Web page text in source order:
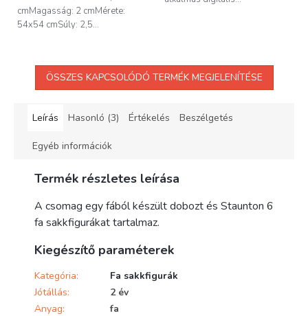
cmMagasság: 2 cmMérete:
54x54 cmSúly: 2,5...
ÖSSZES KAPCSOLÓDÓ TERMÉK MEGJELENÍTÉSE
Leírás Hasonló (3) Értékelés Beszélgetés
Egyéb információk
Termék részletes leírása
A csomag egy fából készült dobozt és Staunton 6
fa sakkfigurákat tartalmaz.
Kiegészítő paraméterek
Kategória:
Fa sakkfigurák
Jótállás:
2 év
Anyag:
fa